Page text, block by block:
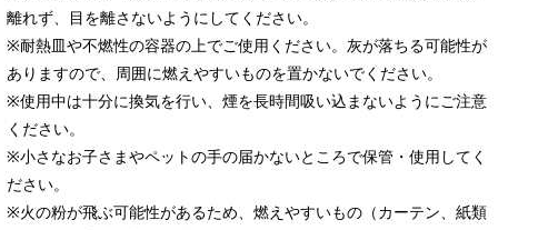
離れず、目を離さないようにしてください。
※耐熱皿や不燃性の容器の上でご使用ください。灰が落ちる可能性が
ありますので、周囲に燃えやすいものを置かないでください。
※使用中は十分に換気を行い、煙を長時間吸い込まないようにご注意
ください。
※小さなお子さまやペットの手の届かないところで保管・使用してく
ださい。
※火の粉が飛ぶ可能性があるため、燃えやすいもの（カーテン、紙類